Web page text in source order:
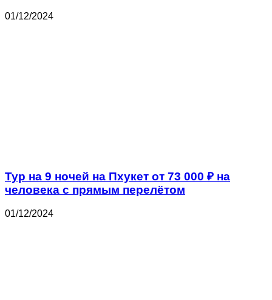
01/12/2024
Тур на 9 ночей на Пхукет от 73 000 ₽ на
человека с прямым перелётом
01/12/2024